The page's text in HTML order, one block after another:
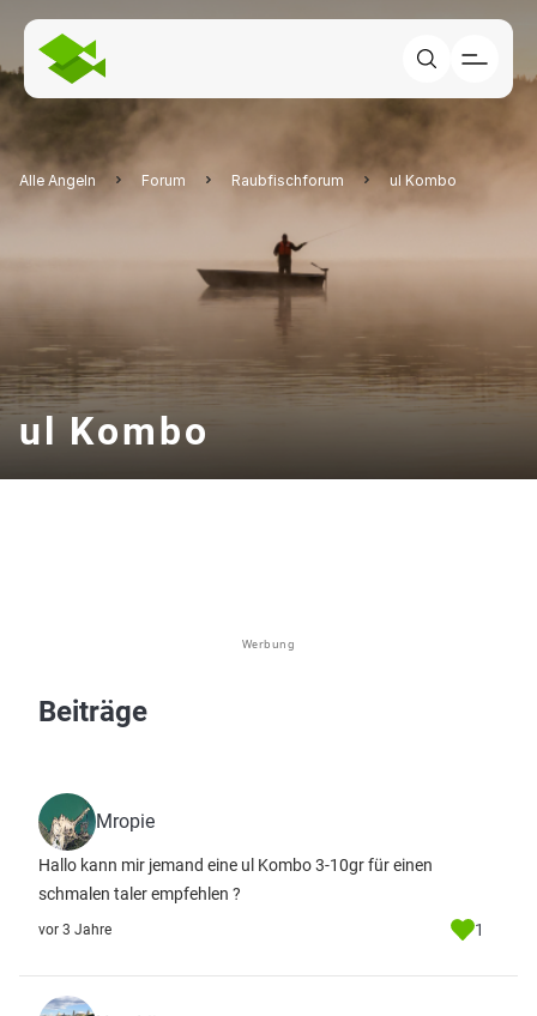
Alle Angeln Forum Raubfischforum ul Kombo
ul Kombo
Werbung
Beiträge
Mropie
Hallo kann mir jemand eine ul Kombo 3-10gr für einen
schmalen taler empfehlen ?
vor 3 Jahre 1